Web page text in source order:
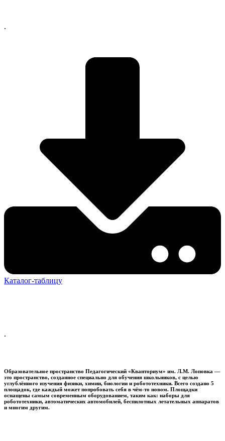
.
Каталог-таблицу
.
Образовательное пространство Педагогический «Кванториум» им. Л.М. Лоповка —
это пространство, созданное специально для обучения школьников, с целью
углублённого изучения физики, химии, биологии и робототехники. Всего создано 5
площадок, где каждый может попробовать себя в чём-то новом. Площадки
оснащены самым современным оборудованием, таким как: наборы для
робототехники, автоматических автомобилей, беспилотных летательных аппаратов
и многим другим.